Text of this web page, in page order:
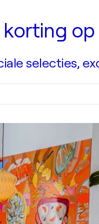
korting
selecties,